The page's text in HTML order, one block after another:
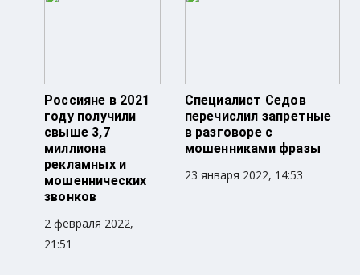
Россияне в 2021
году получили
свыше 3,7
миллиона
рекламных и
мошеннических
звонков
2 февраля 2022,
21:51
Специалист Седов
перечислил запретные
в разговоре с
мошенниками фразы
23 января 2022, 14:53